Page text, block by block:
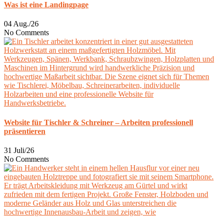
Was ist eine Landingpage
04 Aug./26
No Comments
Website für Tischler & Schreiner – Arbeiten professionell
präsentieren
31 Juli/26
No Comments